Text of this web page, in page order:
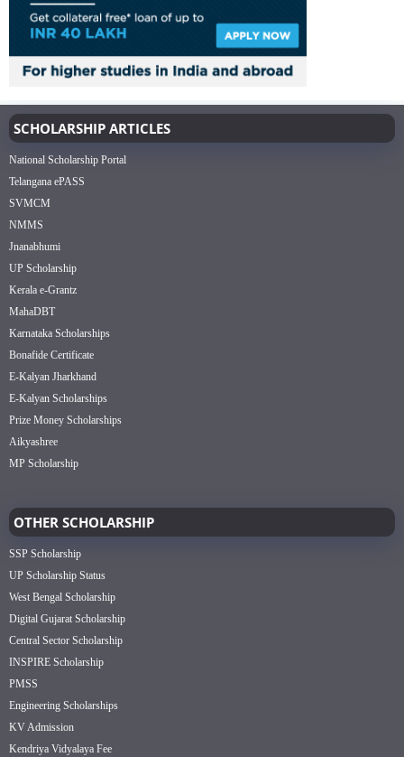
SCHOLARSHIP ARTICLES
National Scholarship Portal
Telangana ePASS
SVMCM
NMMS
Jnanabhumi
UP Scholarship
Kerala e-Grantz
MahaDBT
Karnataka Scholarships
Bonafide Certificate
E-Kalyan Jharkhand
E-Kalyan Scholarships
Prize Money Scholarships
Aikyashree
MP Scholarship
OTHER SCHOLARSHIP
SSP Scholarship
UP Scholarship Status
West Bengal Scholarship
Digital Gujarat Scholarship
Central Sector Scholarship
INSPIRE Scholarship
PMSS
Engineering Scholarships
KV Admission
Kendriya Vidyalaya Fee